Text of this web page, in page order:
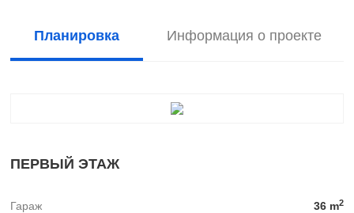
Планировка Информация о проекте
ПЕРВЫЙ ЭТАЖ
Гараж 36 m2